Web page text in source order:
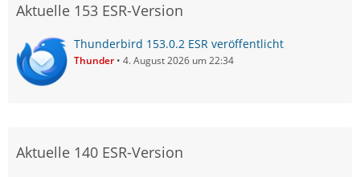
Aktuelle 153 ESR-Version
Thunderbird 153.0.2 ESR veröffentlicht
Thunder 4. August 2026 um 22:34
Aktuelle 140 ESR-Version